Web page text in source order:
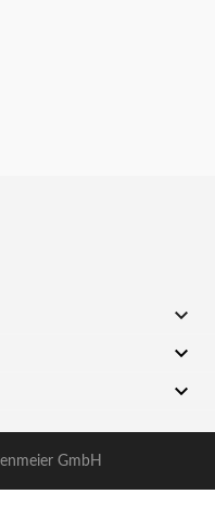



GmbH